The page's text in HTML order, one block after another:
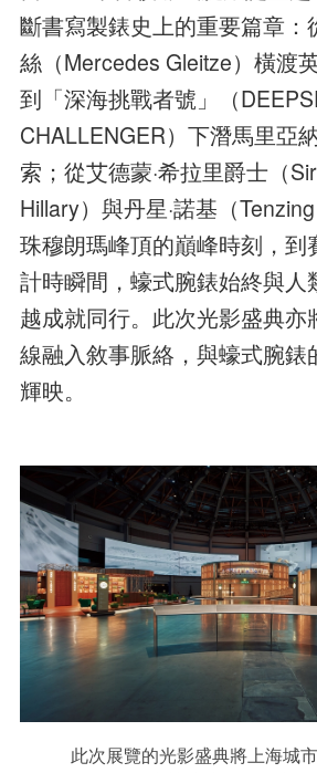
斷書寫製錶史上的重要篇章：
絲（Mercedes Gleitze）橫渡
到「深海挑戰者號」（
CHALLENGER）下潛馬里亞
索；從艾德蒙·希拉里爵士（
Hillary）與丹星·諾基（
珠穆朗瑪峰頂的巔峰時刻，到
計時瞬間，蠔式腕錶始終與人
越成就同行。此次光影盛典亦
線融入敘事脈絡，與蠔式腕錶
輝映。
此次展覽的光影盛典將上海城